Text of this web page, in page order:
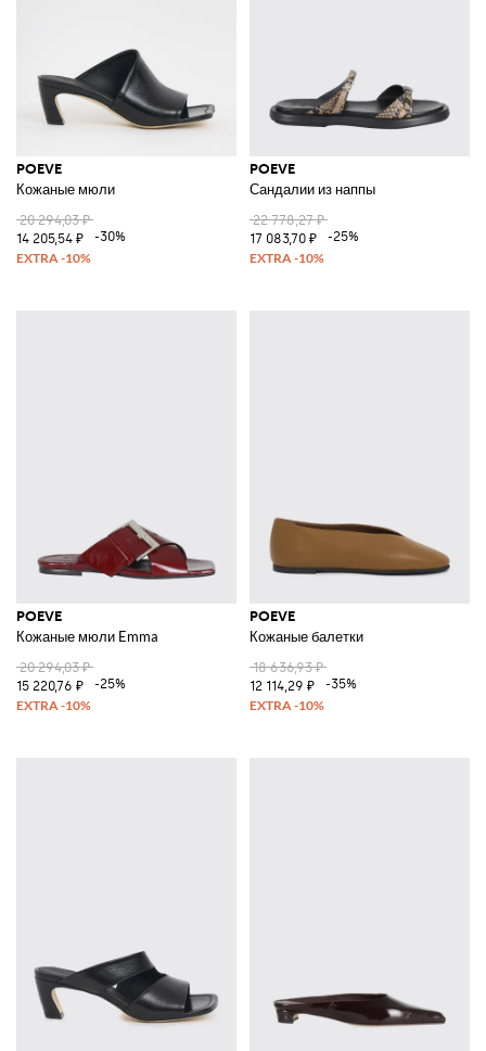
POEVE
Кожаные мюли
20 294,03 ₽
14 205,54 ₽
-30%
POEVE
Сандалии из наппы
22 778,27 ₽
17 083,70 ₽
-25%
POEVE
Кожаные мюли Emma
20 294,03 ₽
15 220,76 ₽
-25%
POEVE
Кожаные балетки
18 636,93 ₽
12 114,29 ₽
-35%